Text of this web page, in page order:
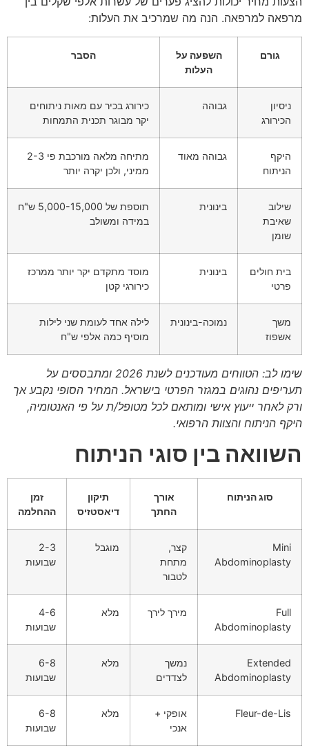
מרפאה למרפאה. הנה מה שמרכיב את העלות:
גורם
השפעה על
העלות
הסבר
ניסיון
הכירורג
גבוהה
כירורג בכיר עם מאות ניתוחים
יקר מבוגר תכנית התמחות
היקף
הניתוח
גבוהה מאוד
מתיחה מלאה מורכבת פי 2-3
ממיני, ולכן יקרה יותר
שילוב
שאיבת
שומן
בינונית
תוספת של 5,000-15,000 ש"ח
במידה ומשולב
בית חולים
פרטי
בינונית
מוסד מתקדם יקר יותר ממרכז
כירורגי קטן
משך
אשפוז
נמוכה-בינונית
לילה אחד לעומת שני לילות
מוסיף כמה אלפי ש"ח
שימו לב: הטווחים מעודכנים לשנת 2026 ומתבססים על
תעריפים נהוגים במגזר הפרטי בישראל. המחיר הסופי נקבע אך
ורק לאחר ייעוץ אישי ומותאם לכל מטופל/ת על פי האנטומיה,
היקף הניתוח והצוות הרפואי.
השוואה בין סוגי הניתוח
סוג הניתוח
אורך
החתך
תיקון
דיאסטזיס
זמן
ההחלמה
Mini
Abdominoplasty
קצר,
מתחת
לטבור
מוגבל
2-3
שבועות
Full
Abdominoplasty
מירך לירך מלא
4-6
שבועות
Extended
Abdominoplasty
נמשך
לצדדים
מלא
6-8
שבועות
Fleur-de-Lis
אופקי +
אנכי
מלא
6-8
שבועות